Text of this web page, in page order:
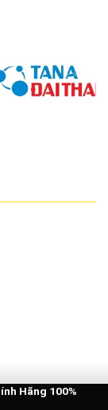
Hãng 100%